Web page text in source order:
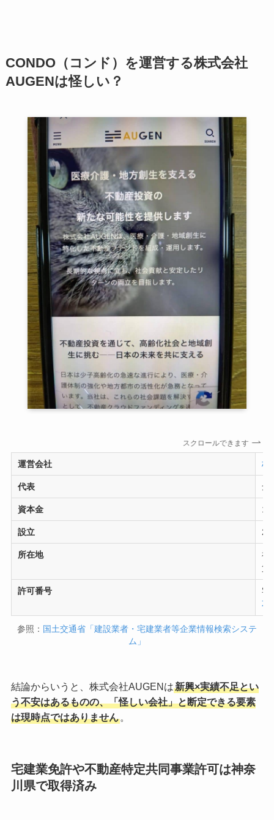
CONDO（コンド）を運営する株式会社
AUGENは怪しい？
スクロールできます
運営会社 株
代表 倉
資本金 1
設立
所在地
神
第
許可番号
宅
不
参照： 国土交通省「建設業者・宅建業者等企業情報検索システ
ム」
結論からいうと、株式会社AUGENは新興×実績不足とい
う不安はあるものの、「怪しい会社」と断定できる要素
は現時点ではありません。
宅建業免許や不動産特定共同事業許可は神奈
川県で取得済み